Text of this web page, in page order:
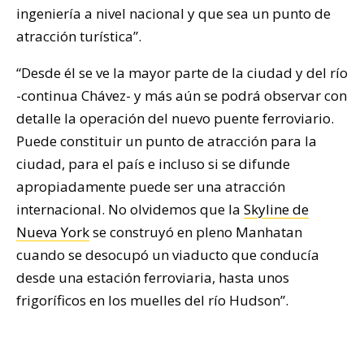
ingeniería a nivel nacional y que sea un punto de
atracción turística”.
“Desde él se ve la mayor parte de la ciudad y del río
-continua Chávez- y más aún se podrá observar con
detalle la operación del nuevo puente ferroviario.
Puede constituir un punto de atracción para la
ciudad, para el país e incluso si se difunde
apropiadamente puede ser una atracción
internacional. No olvidemos que la Skyline de
Nueva Yorkse construyó en pleno Manhatan
cuando se desocupó un viaducto que conducía
desde una estación ferroviaria, hasta unos
frigoríficos en los muelles del río Hudson”.